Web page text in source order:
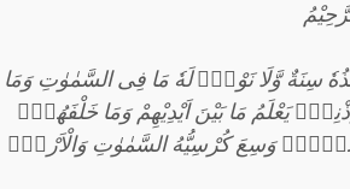
سِنَةٌ وَّلَا نَوْمٌۗ لَهٗ مَا فِى السَّمٰوٰتِ وَمَا
يَعْلَمُ مَا بَيْنَ اَيْدِيْهِمْ وَمَا خَلْفَهُمْۚ
شَاۤءَۚ وَسِعَ كُرْسِيُّهُ السَّمٰوٰتِ وَالْاَرْضَۚ